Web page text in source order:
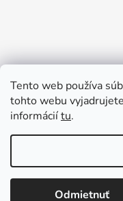
Tento web používa
tohto webu
informáciítu.
Odmietnuť